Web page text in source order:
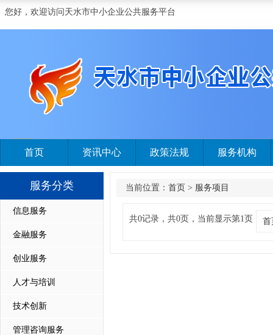
您好，欢迎访问天水市中小企业公共服务平台
首页 资讯中心 政策法规 服务机构
服务分类
信息服务
金融服务
创业服务
人才与培训
技术创新
管理咨询服务
当前位置： 首页 > 服务项目
共0记录，共0页，当前显示第1页 首